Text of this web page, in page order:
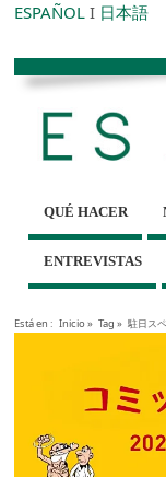
ESPAÑOL I 日本語
QUÉ HACER
ENTREVISTAS
Está en : Inicio» Tag » 駐日ス